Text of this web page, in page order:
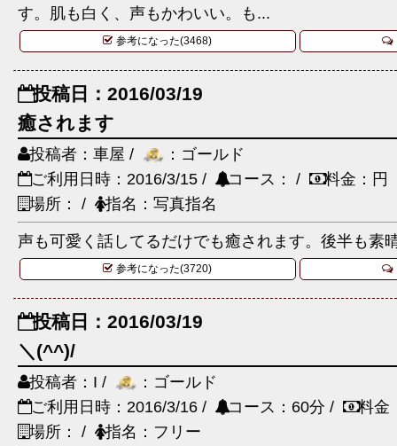
す。肌も白く、声もかわいい。も...
参考になった(3468)
投稿日：2016/03/19
癒されます
投稿者：車屋 /
：ゴールド
ご利用日時：2016/3/15 /
コース： /
料金：円
場所： /
指名：写真指名
声も可愛く話してるだけでも癒されます。後半も素
参考になった(3720)
投稿日：2016/03/19
＼(^^)/
投稿者：I /
：ゴールド
ご利用日時：2016/3/16 /
コース：60分 /
料金
場所： /
指名：フリー